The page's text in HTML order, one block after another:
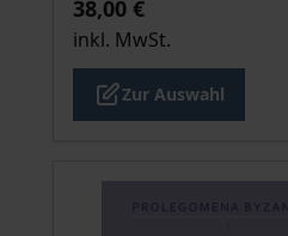
38,00 €
inkl. MwSt.
Zur Auswahl